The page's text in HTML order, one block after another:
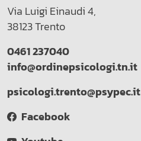
Via Luigi Einaudi 4,
38123 Trento
0461 237040
info@ordinepsicologi.tn.it
psicologi.trento@psypec.it
Facebook